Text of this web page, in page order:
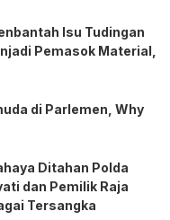
Isu Tudingan
Pemasok Material,
di Parlemen, Why
Ditahan Polda
dan Pemilik Raja
Tersangka